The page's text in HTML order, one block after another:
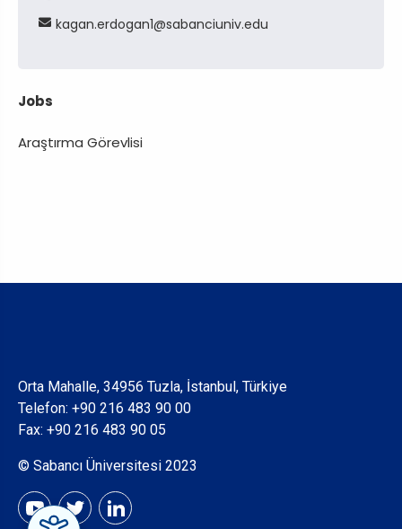
kagan erdogan1 sabanciunivedu
Jobs
Araştırma Görevlisi
Orta Mahalle, 34956 Tuzla, İstanbul, Türkiye
Telefon: +90 216 483 90 00
Fax: +90 216 483 90 05
© Sabancı Üniversitesi 2023